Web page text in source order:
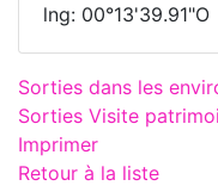
lng: 00°13'39.91"O
Sorties dans les
Sorties Visite
Imprimer
Retour à la liste